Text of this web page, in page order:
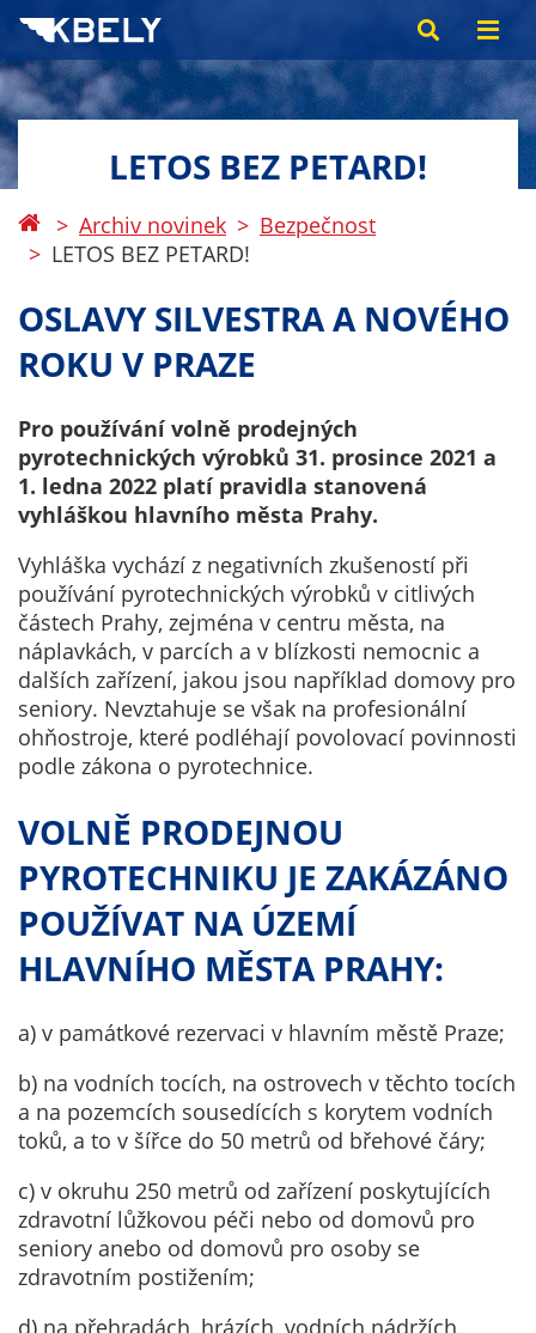
LETOS BEZ PETARD!
Archiv novinek
Bezpečnost
LETOS BEZ PETARD!
OSLAVY SILVESTRA A NOVÉHO
ROKU V PRAZE
Pro používání volně prodejných
pyrotechnických výrobků 31. prosince 2021 a
1. ledna 2022 platí pravidla stanovená
vyhláškou hlavního města Prahy.
Vyhláška vychází z negativních zkušeností při
používání pyrotechnických výrobků v citlivých
částech Prahy, zejména v centru města, na
náplavkách, v parcích a v blízkosti nemocnic a
dalších zařízení, jakou jsou například domovy pro
seniory. Nevztahuje se však na profesionální
ohňostroje, které podléhají povolovací povinnosti
podle zákona o pyrotechnice.
VOLNĚ PRODEJNOU
PYROTECHNIKU JE ZAKÁZÁNO
POUŽÍVAT NA ÚZEMÍ
HLAVNÍHO MĚSTA PRAHY:
a) v památkové rezervaci v hlavním městě Praze;
b) na vodních tocích, na ostrovech v těchto tocích
a na pozemcích sousedících s korytem vodních
toků, a to v šířce do 50 metrů od břehové čáry;
c) v okruhu 250 metrů od zařízení poskytujících
zdravotní lůžkovou péči nebo od domovů pro
seniory anebo od domovů pro osoby se
zdravotním postižením;
d) na přehradách, hrázích, vodních nádržích,
cookies
Technické
cookies jsou
nezbytné pro
správné
fungování
webu a všech
funkcí, které
Nepožadujeme
Váš souhlas s
využitím
technických
cookies na
našem webu. Z
technické
nemohou být
individuálně
deaktivovány
aktivovány.
cookies